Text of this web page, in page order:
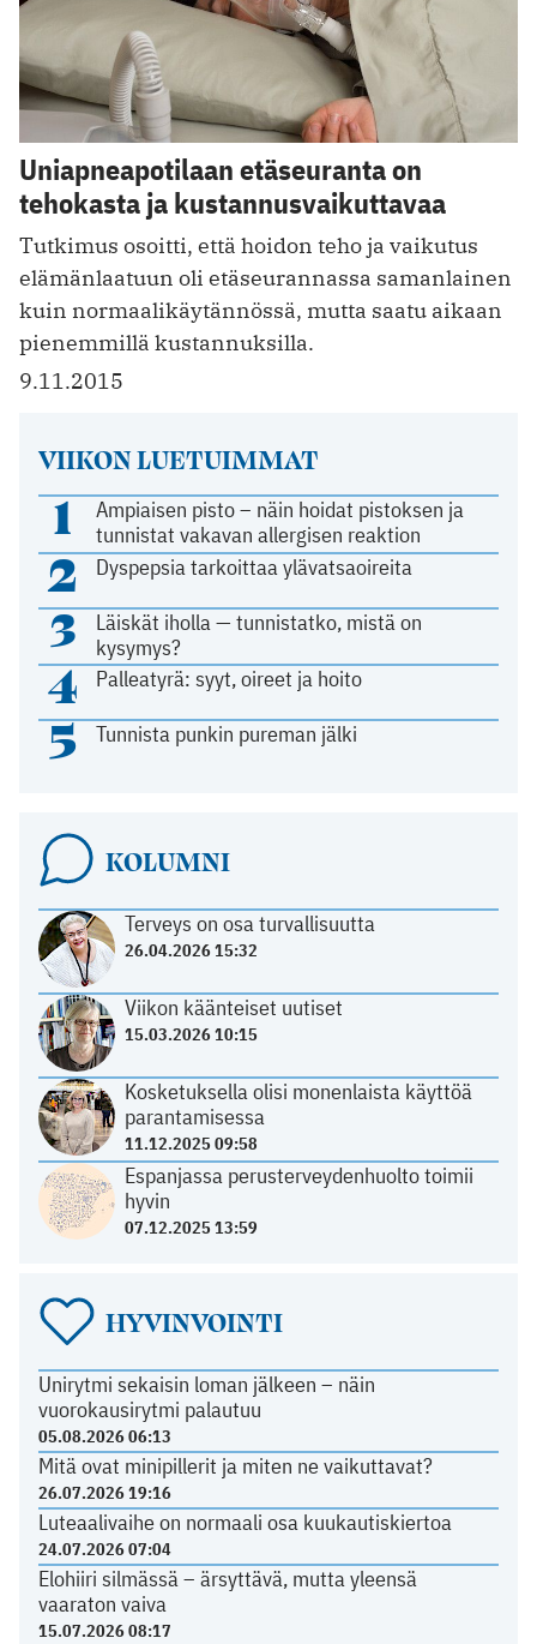
Uniapneapotilaan etäseuranta on
tehokasta ja kustannusvaikuttavaa
Tutkimus osoitti, että hoidon teho ja vaikutus
elämänlaatuun oli etäseurannassa samanlainen
kuin normaalikäytännössä, mutta saatu aikaan
pienemmillä kustannuksilla.
9.11.2015
VIIKON LUETUIMMAT
1
Ampiaisen pisto – näin hoidat pistoksen ja
tunnistat vakavan allergisen reaktion
2 Dyspepsia tarkoittaa ylävatsaoireita
3
Läiskät iholla — tunnistatko, mistä on
kysymys?
4 Palleatyrä: syyt, oireet ja hoito
5 Tunnista punkin pureman jälki
KOLUMNI
Terveys on osa turvallisuutta
26.04.2026 15:32
Viikon käänteiset uutiset
15.03.2026 10:15
Kosketuksella olisi monenlaista käyttöä
parantamisessa
11.12.2025 09:58
Espanjassa perusterveydenhuolto toimii
hyvin
07.12.2025 13:59
HYVINVOINTI
Unirytmi sekaisin loman jälkeen – näin
vuorokausirytmi palautuu
05.08.2026 06:13
Mitä ovat minipillerit ja miten ne vaikuttavat?
26.07.2026 19:16
Luteaalivaihe on normaali osa kuukautiskiertoa
24.07.2026 07:04
Elohiiri silmässä – ärsyttävä, mutta yleensä
vaaraton vaiva
15.07.2026 08:17